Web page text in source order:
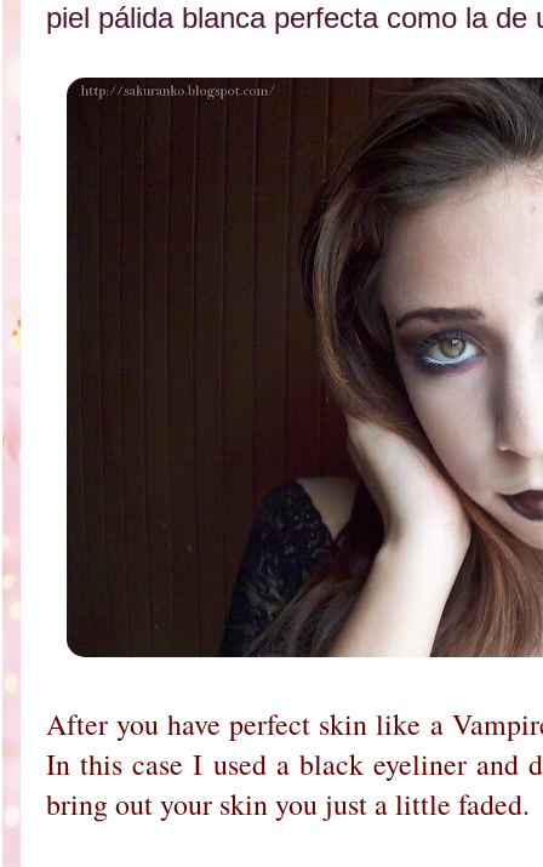
piel pálida blanca perfecta como la de
After you have perfect skin like a
In this case I used a black eyeliner and
bring out your skin you just a little faded.